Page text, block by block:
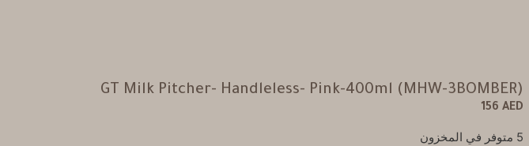
GT Milk Pitcher- Handleless- Pink-400ml (MHW-3BOMBER)
156 AED
5 متوفر في المخزون